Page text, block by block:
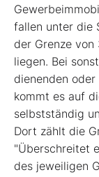
fallen unter die
der Grenze
liegen. Bei
dienenden
kommt es auf
selbstständig
Dort zählt die
"Überschreitet
des jeweiligen